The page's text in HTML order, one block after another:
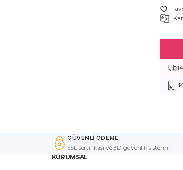
GÜVENLİ ÖDEME
SSL sertifikası ve 3D güvenlik sistemi.
KURUMSAL